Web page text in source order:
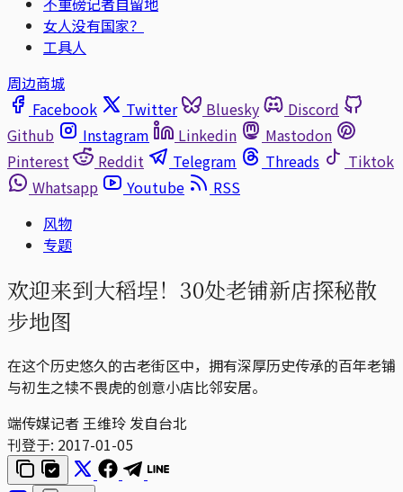
女人没有国家？
工具人
周边商城
Facebook
Twitter Bluesky
Discord
Github
Instagram Linkedin
Mastodon
Pinterest
Reddit Telegram Threads
Tiktok
Whatsapp
Youtube
RSS
风物
专题
欢迎来到大稻埕！30处老铺新店探秘散
步地图
在这个历史悠久的古老街区中，拥有深厚历史传承的百年老铺
与初生之犊不畏虎的创意小店比邻安居。
端传媒记者 王维玲 发自台北
刊登于: 2017-01-05